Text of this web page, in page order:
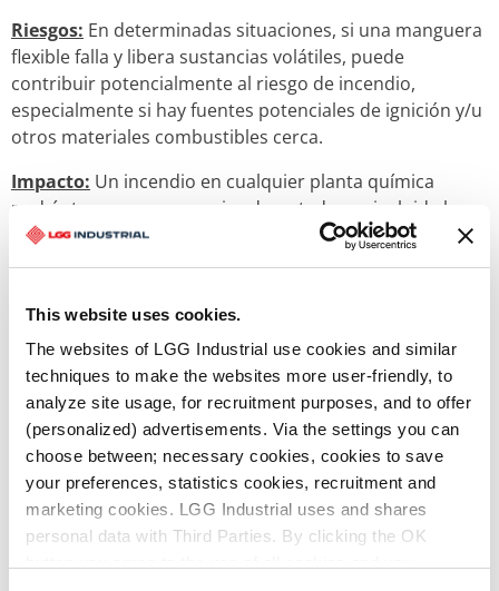
This website uses cookies.
The websites of LGG Industrial use cookies and similar
techniques to make the websites more user-friendly, to
analyze site usage, for recruitment purposes, and to offer
(personalized) advertisements. Via the settings you can
choose between; necessary cookies, cookies to save
your preferences, statistics cookies, recruitment and
marketing cookies. LGG Industrial uses and shares
personal data with Third Parties. By clicking the OK
Riesgos: En determinadas situaciones, si una manguera
flexible falla y libera sustancias volátiles, puede
contribuir potencialmente al riesgo de incendio,
especialmente si hay fuentes potenciales de ignición y/u
otros materiales combustibles cerca.
Impacto: Un incendio en cualquier planta química
podría tener consecuencias devastadoras, incluida la
liberación de humos tóxicos.
Estrategia de mitigación de riesgos
sólido programa de mangueras
Criterios de diseño documentados:El diseño adecuado
de las mangueras flexibles puede ser un proceso
iterativo. Los parámetros de funcionamiento requeridos
deben documentarse y enviarse a los ingenieros de
aplicación para que aporten su opinión sobre los
materiales, la configuración y las conexiones finales. A